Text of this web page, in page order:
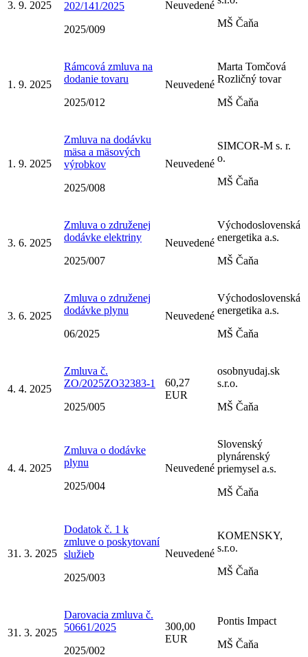
3. 9. 2025
202/141/2025
2025/009
Neuvedené
MŠ Čaňa
1. 9. 2025
Rámcová zmluva na
dodanie tovaru
2025/012
Neuvedené
Marta Tomčová
Rozličný tovar
MŠ Čaňa
1. 9. 2025
Zmluva na dodávku
mäsa a mäsových
výrobkov
2025/008
Neuvedené
SIMCOR-M s. r.
o.
MŠ Čaňa
3. 6. 2025
Zmluva o združenej
dodávke elektriny
2025/007
Neuvedené
Východoslovenská
energetika a.s.
MŠ Čaňa
3. 6. 2025
Zmluva o združenej
dodávke plynu
06/2025
Neuvedené
Východoslovenská
energetika a.s.
MŠ Čaňa
4. 4. 2025
Zmluva č.
ZO/2025ZO32383-1
2025/005
60,27
EUR
osobnyudaj.sk
s.r.o.
MŠ Čaňa
4. 4. 2025
Zmluva o dodávke
plynu
2025/004
Neuvedené
Slovenský
plynárenský
priemysel a.s.
MŠ Čaňa
31. 3. 2025
Dodatok č. 1 k
zmluve o poskytovaní
služieb
2025/003
Neuvedené
KOMENSKY,
s.r.o.
MŠ Čaňa
31. 3. 2025
Darovacia zmluva č.
50661/2025
2025/002
300,00
EUR
Pontis Impact
MŠ Čaňa